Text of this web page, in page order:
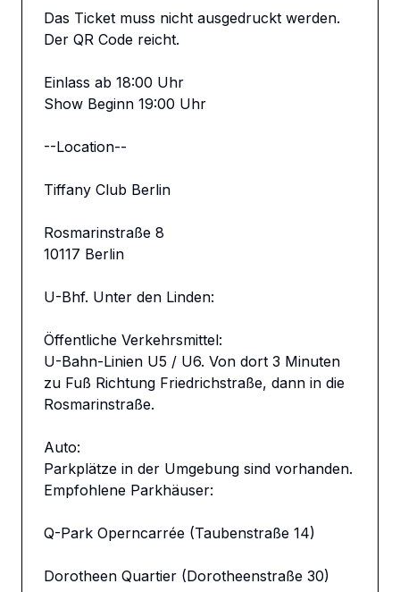
Das Ticket muss nicht ausgedruckt werden.
Der QR Code reicht.
Einlass ab 18:00 Uhr
Show Beginn 19:00 Uhr
--Location--
Tiffany Club Berlin
Rosmarinstraße 8
10117 Berlin
U-Bhf. Unter den Linden:
Öffentliche Verkehrsmittel:
U-Bahn-Linien U5 / U6. Von dort 3 Minuten
zu Fuß Richtung Friedrichstraße, dann in die
Rosmarinstraße.
Auto:
Parkplätze in der Umgebung sind vorhanden.
Empfohlene Parkhäuser:
Q-Park Operncarrée (Taubenstraße 14)
Dorotheen Quartier (Dorotheenstraße 30)